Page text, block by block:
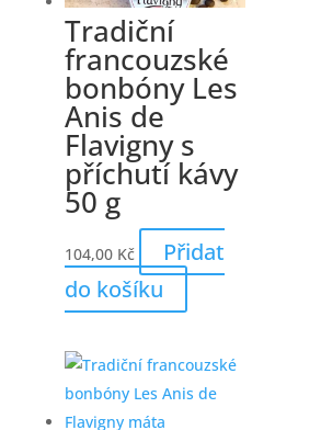
Tradiční
francouzské
bonbóny Les
Anis de
Flavigny s
příchutí kávy
50 g
104,00 Kč
Přidat
do košíku